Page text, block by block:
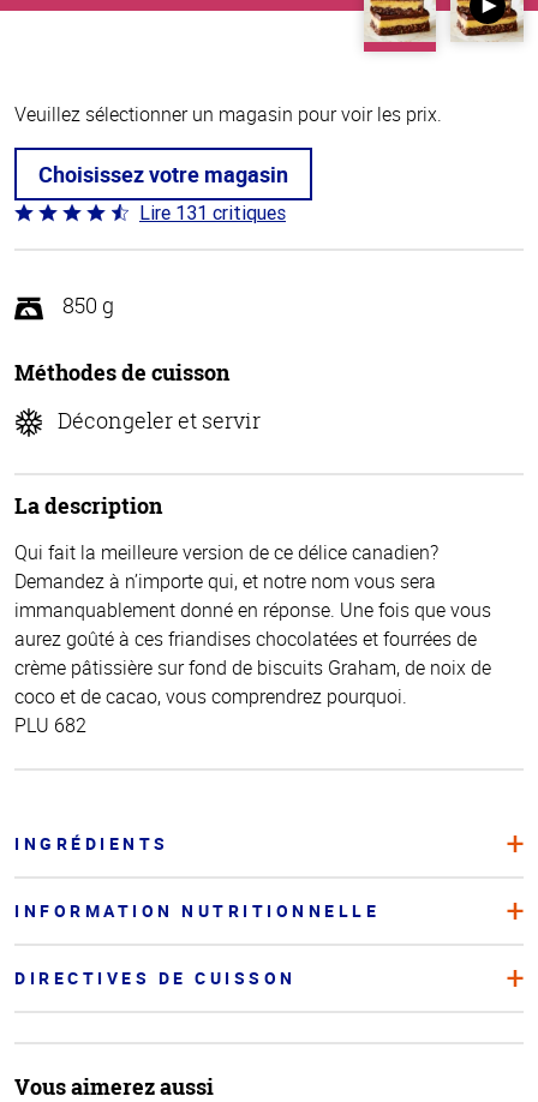
Veuillez sélectionner un magasin pour voir les prix.
Choisissez votre magasin
Coté
4.4 sur
Lire 131 critiques
850 g
Méthodes de cuisson
Décongeler et servir
La description
Qui fait la meilleure version de ce délice canadien?
Demandez à n’importe qui, et notre nom vous sera
immanquablement donné en réponse. Une fois que vous
aurez goûté à ces friandises chocolatées et fourrées de
crème pâtissière sur fond de biscuits Graham, de noix de
coco et de cacao, vous comprendrez pourquoi.
PLU 682
INGRÉDIENTS
INFORMATION NUTRITIONNELLE
DIRECTIVES DE CUISSON
Vous aimerez aussi